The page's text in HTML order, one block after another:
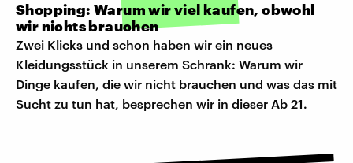
Shopping: Warum wir viel kaufen, obwohl
wir nichts brauchen
Zwei Klicks und schon haben wir ein neues
Kleidungsstück in unserem Schrank: Warum wir
Dinge kaufen, die wir nicht brauchen und was das mit
Sucht zu tun hat, besprechen wir in dieser Ab 21.